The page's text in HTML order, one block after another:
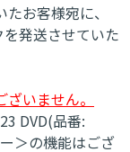
お客様宛に、
発送させていた
いません。
DVD(品番:
＞の機能はござ